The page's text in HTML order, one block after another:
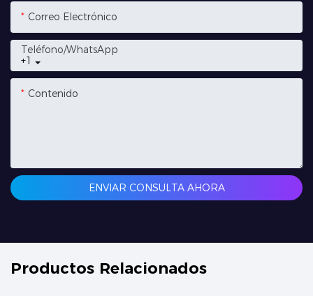
Correo Electrónico
+1
Teléfono/WhatsApp
Contenido
ENVIAR CONSULTA AHORA
Productos Relacionados